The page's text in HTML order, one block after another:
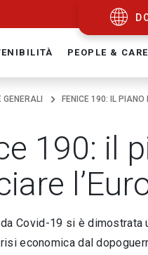
PEOPLE &
FENICE 190: IL PIANO
190: il
Covid-19 si è
economica dal